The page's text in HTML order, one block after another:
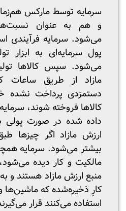
سرمایه توسط مارکس
و هم به عنوان
می‌شود. سرمایه فرآیندی
پول سرمایه‌ای به ابزار
می‌شود. سپس کالاها
مازاد از طریق ساعات
دستمزدی پرداخت نشده
کالاها فروخته شوند،
داده شده در صورت پولی
ارزش مازاد اگر چیزها
بیشتر می‌شود. سرمایه
مالکیت و کار دیده
منبع ارزش مازاد هستند و
کارِ ذخیره‌شده که ماشین‌ها و
استفاده می‌کنند قرار